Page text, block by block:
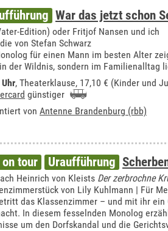
War das jetzt schon
Edition) oder Fritjof Nansen und ich
von Stefan Schwarz
für einen Mann im besten Alter
der Wildnis, sondern im Familienalltag
, Theaterklause, 17,10 € (Kinder und
günstiger
von Antenne Brandenburg (rbb)
on tour Uraufführung
Heinrich von Kleists Der zerbrochne
von Lily Kuhlmann | Für
das Klassenzimmer – und mit ihr ein
In diesem fesselnden Monolog
um den Dorfskandal und die